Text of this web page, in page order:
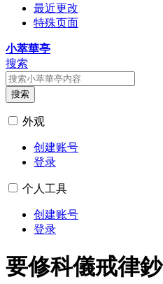
最近更改
特殊页面
小萃華亭
搜索
搜索
外观
创建账号
登录
个人工具
创建账号
登录
要修科儀戒律鈔